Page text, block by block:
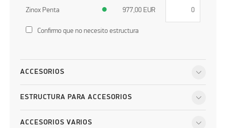
Zinox Penta ● 977,00 EUR
Confirmo que no necesito estructura
ACCESORIOS
ESTRUCTURA PARA ACCESORIOS
ACCESORIOS VARIOS